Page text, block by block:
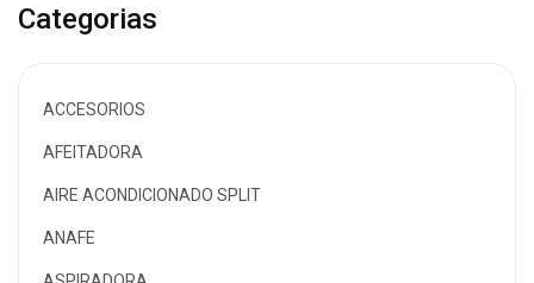
Categorias
ACCESORIOS
AFEITADORA
AIRE ACONDICIONADO SPLIT
ANAFE